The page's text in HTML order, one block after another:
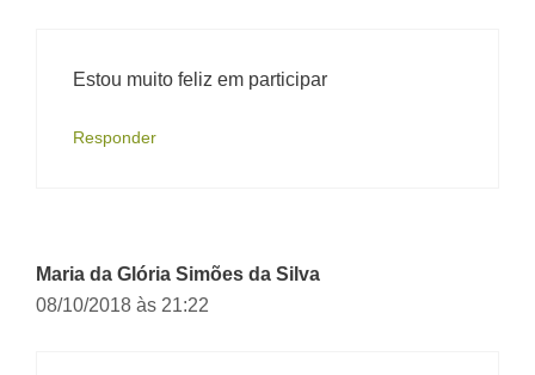
Estou muito feliz em participar
Responder
Maria da Glória Simões da Silva
08/10/2018 às 21:22